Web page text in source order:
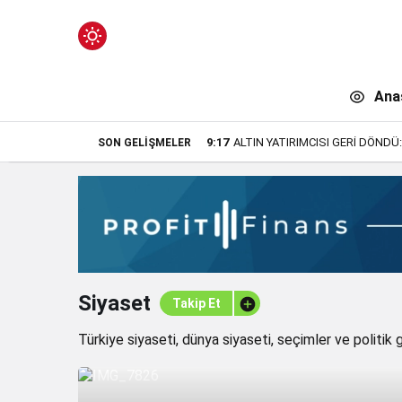
Mod
SON GELIŞMELER 9:17 ALTIN YATIRIMCISI GERİ
Siyaset Takip Et
Türkiye siyaseti, dünya siyaseti, seçimler ve politik